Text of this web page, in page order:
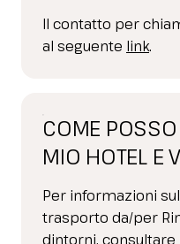
Il contatto per
al seguente link.
COME POSSO
MIO HOTEL E
Per informazioni
trasporto da/per
dintorni, consultare